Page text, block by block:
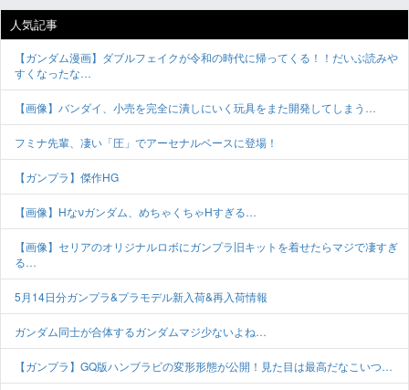
人気記事
【ガンダム漫画】ダブルフェイクが令和の時代に帰ってくる！！だいぶ読みや
すくなったな…
【画像】バンダイ、小売を完全に潰しにいく玩具をまた開発してしまう…
フミナ先輩、凄い「圧」でアーセナルベースに登場！
【ガンプラ】傑作HG
【画像】Hなνガンダム、めちゃくちゃHすぎる…
【画像】セリアのオリジナルロボにガンプラ旧キットを着せたらマジで凄すぎ
る…
5月14日分ガンプラ&プラモデル新入荷&再入荷情報
ガンダム同士が合体するガンダムマジ少ないよね…
【ガンプラ】GQ版ハンブラビの変形形態が公開！見た目は最高だなこいつ…